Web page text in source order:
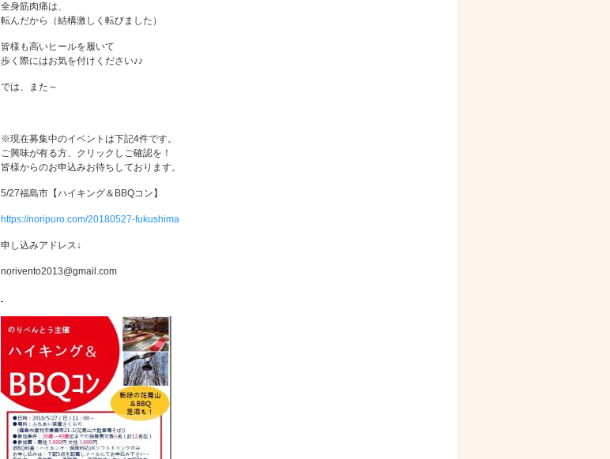
全身筋肉痛は、
転んだから（結構激しく転びました）
皆様も高いヒールを履いて
歩く際にはお気を付けください♪♪
では、また～
※現在募集中のイベントは下記4件です。
ご興味が有る方、クリックしご確認を！
皆様からのお申込みお待ちしております。
5/27福島市【ハイキング＆BBQコン】
https://noripuro.com/20180527-fukushima
申し込みアドレス↓
norivento2013@gmail.com